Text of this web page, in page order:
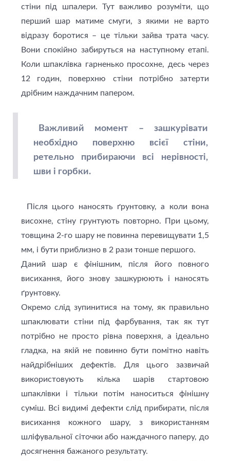
стіни під шпалери. Тут важливо розуміти, що
перший шар матиме смуги, з якими не варто
відразу боротися – це тільки зайва трата часу.
Вони спокійно забируться на наступному етапі.
Коли шпаклівка гарненько просохне, десь через
12 годин, поверхню стіни потрібно затерти
дрібним наждачним папером.
Важливий момент – зашкурівати
необхідно поверхню всієї стіни,
ретельно прибираючи всі нерівності,
шви і горбки.
Після цього наносять ґрунтовку, а коли вона
висохне, стіну грунтують повторно. При цьому,
товщина 2-го шару не повинна перевищувати 1,5
мм, і бути приблизно в 2 рази тонше першого.
Даний шар є фінішним, після його повного
висихання, його знову зашкурюють і наносять
ґрунтовку.
Окремо слід зупинитися на тому, як правильно
шпаклювати стіни під фарбування, так як тут
потрібно не просто рівна поверхня, а ідеально
гладка, на якій не повинно бути помітно навіть
найдрібніших дефектів. Для цього зазвичай
використовують кілька шарів стартовою
шпаклівки і тільки потім наноситься фінішну
суміш. Всі видимі дефекти слід прибирати, після
висихання кожного шару, з використанням
шліфувальної сіточки або наждачного паперу, до
досягнення бажаного результату.